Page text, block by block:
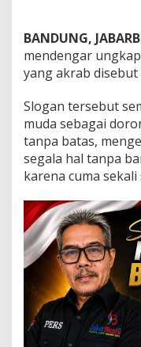
i
d
u
p
a
n
g
L
e
b
h
a
BANDUNG,
mendengar
yang akrab disebut
Slogan tersebut
muda sebagai
tanpa batas,
segala hal tanpa
karena cuma